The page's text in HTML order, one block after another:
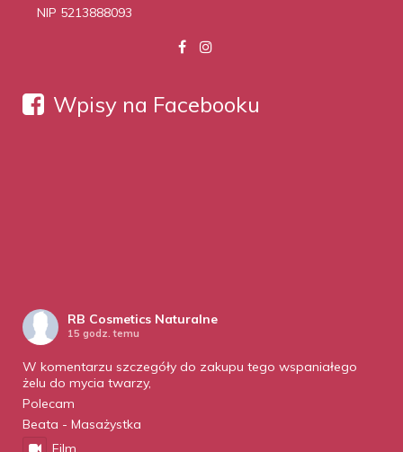
NIP 5213888093
Wpisy na Facebooku
RB Cosmetics Naturalne
15 godz. temu
W komentarzu szczegóły do zakupu tego wspaniałego
żelu do mycia twarzy,
Polecam
Beata - Masażystka
Film